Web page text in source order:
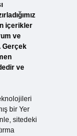
içerikler
ve
Gerçek
ve
bir Yer
sitedeki